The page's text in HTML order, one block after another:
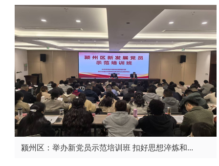
颍州区：举办新党员示范培训班 扣好思想淬炼和...